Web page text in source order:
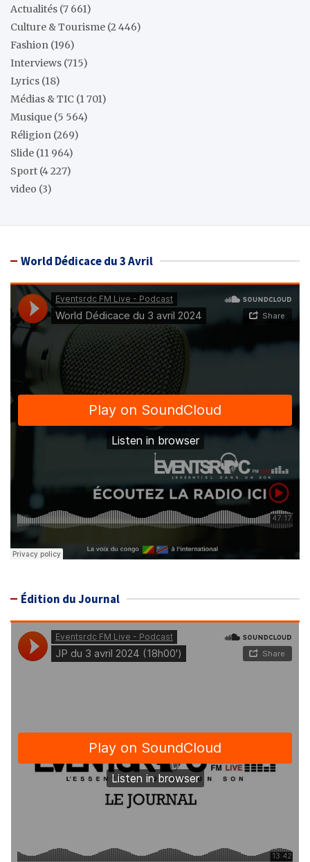
Actualités (7 661)
Culture & Tourisme (2 446)
Fashion (196)
Interviews (715)
Lyrics (18)
Médias & TIC (1 701)
Musique (5 564)
Réligion (269)
Slide (11 964)
Sport (4 227)
video (3)
World Dédicace du 3 Avril
Édition du Journal